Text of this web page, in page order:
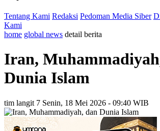
Tentang Kami Redaksi Pedoman Media Siber
Kami
home global news detail berita
Iran,
Dunia Islam
tim langit 7 Senin, 18 Mei 2026 - 09:40 WIB